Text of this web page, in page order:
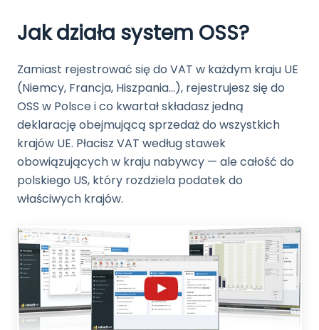
Jak działa system OSS?
Zamiast rejestrować się do VAT w każdym kraju UE
(Niemcy, Francja, Hiszpania...), rejestrujesz się do
OSS w Polsce i co kwartał składasz jedną
deklarację obejmującą sprzedaż do wszystkich
krajów UE. Płacisz VAT według stawek
obowiązujących w kraju nabywcy — ale całość do
polskiego US, który rozdziela podatek do
właściwych krajów.